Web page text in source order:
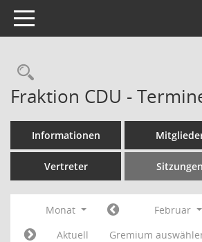
Toggle navigation
Rechercheauswahl
Fraktion CDU -
Informationen
Vertreter Sitzungen
Monat Februar
Aktuell
Gremium